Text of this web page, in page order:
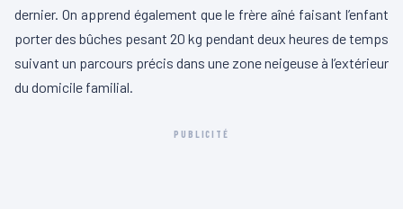
dernier. On apprend également que le frère aîné faisant l’enfant
porter des bûches pesant 20 kg pendant deux heures de temps
suivant un parcours précis dans une zone neigeuse à l’extérieur
du domicile familial.
PUBLICITÉ